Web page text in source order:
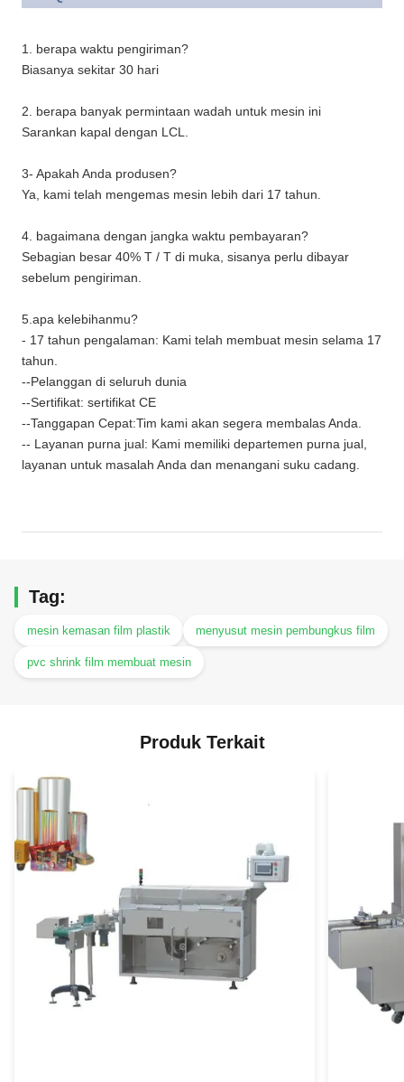
1. berapa waktu pengiriman?
Biasanya sekitar 30 hari
2. berapa banyak permintaan wadah untuk mesin ini
Sarankan kapal dengan LCL.
3- Apakah Anda produsen?
Ya, kami telah mengemas mesin lebih dari 17 tahun.
4. bagaimana dengan jangka waktu pembayaran?
Sebagian besar 40% T / T di muka, sisanya perlu dibayar
sebelum pengiriman.
5.apa kelebihanmu?
- 17 tahun pengalaman: Kami telah membuat mesin selama 17
tahun.
--Pelanggan di seluruh dunia
--Sertifikat: sertifikat CE
--Tanggapan Cepat:Tim kami akan segera membalas Anda.
-- Layanan purna jual: Kami memiliki departemen purna jual,
layanan untuk masalah Anda dan menangani suku cadang.
Tag:
mesin kemasan film plastik menyusut mesin pembungkus film
pvc shrink film membuat mesin
Produk Terkait